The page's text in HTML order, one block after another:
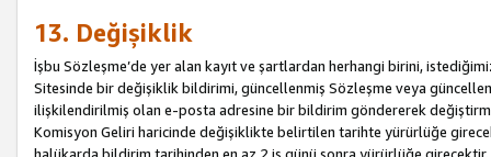
13. Değişiklik
İşbu Sözleşme’de yer alan kayıt ve şartlardan herhangi birini,
Sitesinde bir değişiklik bildirimi, güncellenmiş Sözleşme veya
ilişkilendirilmiş olan e-posta adresine bir bildirim göndererek
Komisyon Geliri haricinde değişiklikte belirtilen tarihte yürürlüğe
halükarda bildirim tarihinden en az 2 iş günü sonra yürürlüğe girecektir.